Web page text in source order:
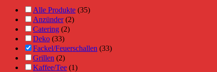
Alle Produkte (35)
Anzünder (2)
Catering (2)
Deko (33)
Fackel/Feuerschallen (33)
Grillen (2)
Kaffee/Tee (1)